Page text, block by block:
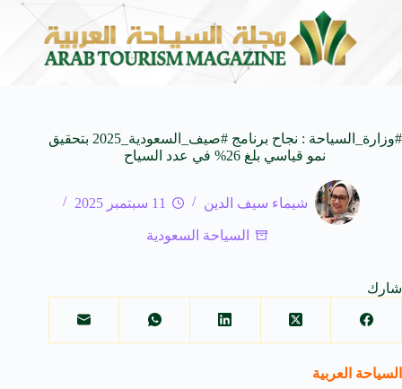
المنظمة العربية للسياحة تدعو لتخصيص خط هاتفي موحد 126 لتلقى بلاغات السائحين عند تعرضهم لأي مشاكل أثناء رحلاتهم السياحية بكافه الدول العربية
#وزارة_السياحة : نجاح برنامج #صيف_السعودية_2025 بتحقيق
نمو قياسي بلغ 26% في عدد السياح
شيماء سيف الدين 11 سبتمبر 2025
السياحة السعودية
شارك
السياحة العربية